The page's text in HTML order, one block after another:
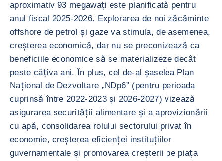
aproximativ 93 megawați este planificată pentru
anul fiscal 2025-2026. Explorarea de noi zăcăminte
offshore de petrol și gaze va stimula, de asemenea,
creșterea economică, dar nu se preconizează ca
beneficiile economice să se materializeze decât
peste câțiva ani. În plus, cel de-al șaselea Plan
Național de Dezvoltare „NDp6” (pentru perioada
cuprinsă între 2022-2023 și 2026-2027) vizează
asigurarea securității alimentare și a aprovizionării
cu apă, consolidarea rolului sectorului privat în
economie, creșterea eficienței instituțiilor
guvernamentale și promovarea creșterii pe piața